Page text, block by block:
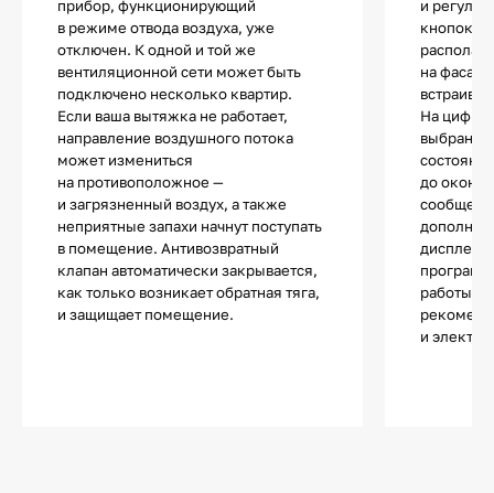
прибор, функционирующий
в режиме отвода воздуха, уже
отключен. К одной и той же
вентиляционной сети может быть
подключено несколько квартир.
Если ваша вытяжка не работает,
направление воздушного потока
может измениться
на противоположное —
и загрязненный воздух, а также
неприятные запахи начнут поступать
в помещение. Антивозвратный
клапан автоматически закрывается,
как только возникает обратная тяга,
и защищает помещение.
и
кнопок
на
На
до
дисплей
работы в
и